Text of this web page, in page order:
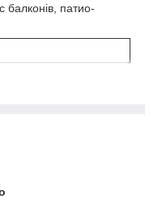
балконів, патио-